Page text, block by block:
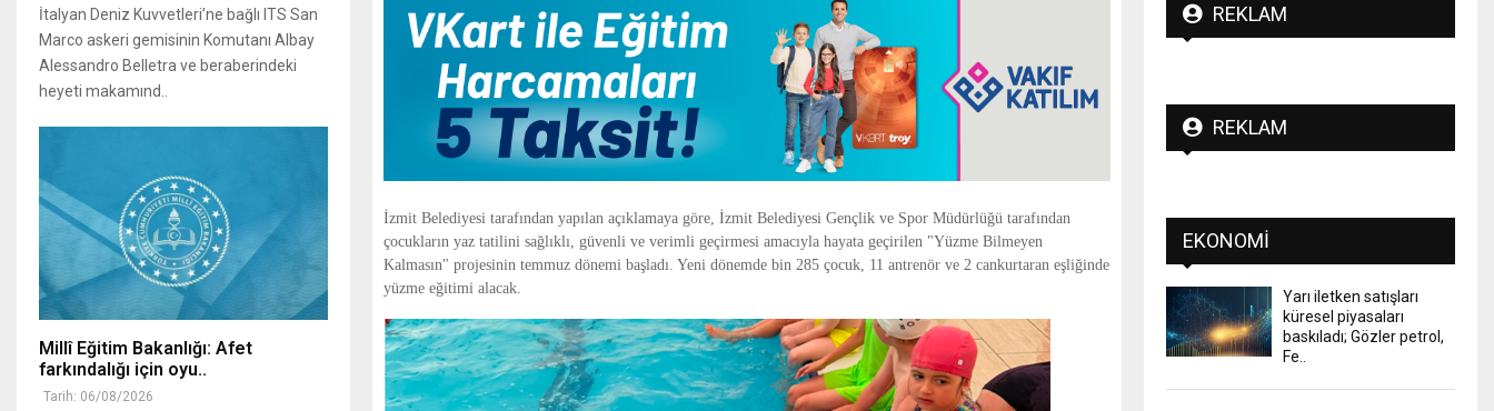
İzmit Belediyesi tarafından yapılan açıklamaya göre, İzmit Belediyesi Gençlik ve Spor Müdürlüğü tarafından
çocukların yaz tatilini sağlıklı, güvenli ve verimli geçirmesi amacıyla hayata geçirilen "Yüzme Bilmeyen
Kalmasın" projesinin temmuz dönemi başladı. Yeni dönemde bin 285 çocuk, 11 antrenör ve 2 cankurtaran eşliğinde
yüzme eğitimi alacak.
İtalyan Deniz Kuvvetleri’ne bağlı ITS San
Marco askeri gemisinin Komutanı Albay
Alessandro Belletra ve beraberindeki
heyeti makamınd..
Millî Eğitim Bakanlığı: Afet
farkındalığı için oyu..
Tarih: 06/08/2026
REKLAM
REKLAM
EKONOMI
Yarı iletken satışları
küresel piyasaları
baskıladı; Gözler petrol,
Fe..